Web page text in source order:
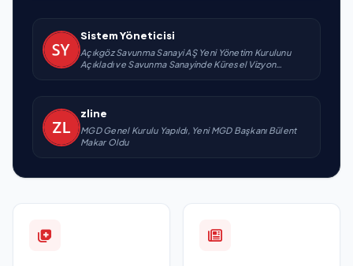
Sistem Yöneticisi
Açıkgöz Savunma Sanayi AŞ Yeni Yönetim Kurulunu
Açıkladı ve Savunma Sanayinde Küresel Vizyon
zline
MGD Genel Kurulu Yapıldı, Yeni MGD Başkanı Bülent
Makar Oldu